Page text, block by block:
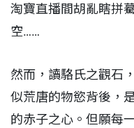
淘寶直播間胡亂瞎拼
空……
然而，讀駱氏之觀石
似荒唐的物慾背後，
的赤子之心。但願每